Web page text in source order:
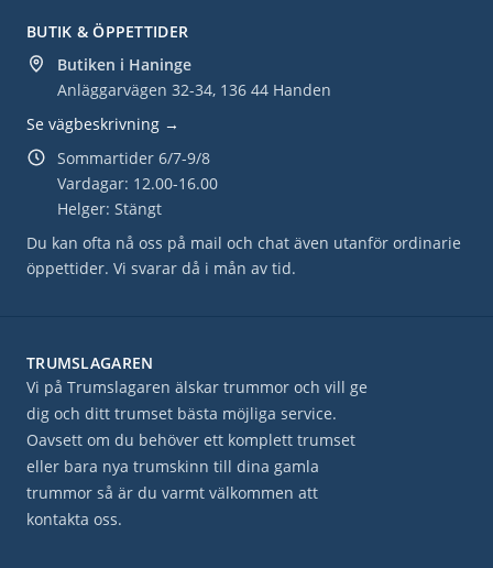
BUTIK & ÖPPETTIDER
Butiken i Haninge
Anläggarvägen 32-34, 136 44 Handen
Se vägbeskrivning →
Sommartider 6/7-9/8
Vardagar: 12.00-16.00
Helger: Stängt
Du kan ofta nå oss på mail och chat även utanför ordinarie
öppettider. Vi svarar då i mån av tid.
TRUMSLAGAREN
Vi på Trumslagaren älskar trummor och vill ge
dig och ditt trumset bästa möjliga service.
Oavsett om du behöver ett komplett trumset
eller bara nya trumskinn till dina gamla
trummor så är du varmt välkommen att
kontakta oss.